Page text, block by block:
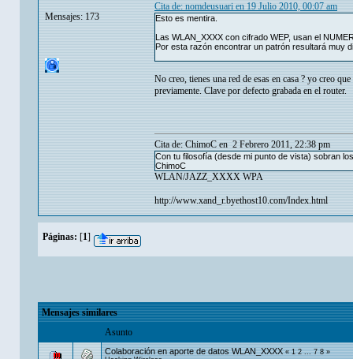
Mensajes: 173
Cita de: nomdeusuari en 19 Julio 2010, 00:07 am
Esto es mentira.
Las WLAN_XXXX con cifrado WEP, usan el
Por esta razón encontrar un patrón resultará muy
No creo, tienes una red de esas en casa ? yo creo
previamente. Clave por defecto grabada en el router.
Cita de: ChimoC en 2 Febrero 2011, 22:38 pm
Con tu filosofía (desde mi punto de vista) sobran
ChimoC
WLAN/JAZZ_XXXX WPA
http://www.xand_r.byethost10.com/Index.html
Páginas: [1]
Mensajes similares
Asunto
Colaboración en aporte de datos WLAN_XXXX «1 2...7 8»